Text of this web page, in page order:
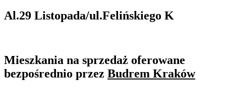
Al.29 Listopada/ul.Felińskiego K
Mieszkania na sprzedaż oferowane
bezpośrednio przez Budrem Kraków